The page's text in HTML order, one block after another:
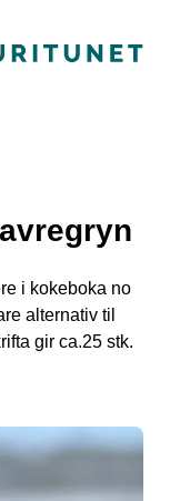
i kokeboka no
alternativ til
gir ca.25 stk.